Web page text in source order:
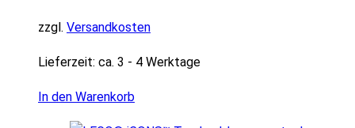
zzgl. Versandkosten
Lieferzeit: ca. 3 - 4 Werktage
In den Warenkorb